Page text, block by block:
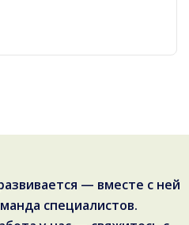
— вместе с ней
специалистов.